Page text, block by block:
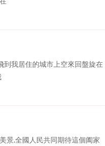
到我居住的城市上空來回盤旋在
景,全國人民共同期待這個阖家